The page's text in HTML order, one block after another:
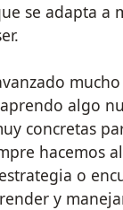
se adapta a
algo
concretas
hacemos
o
y